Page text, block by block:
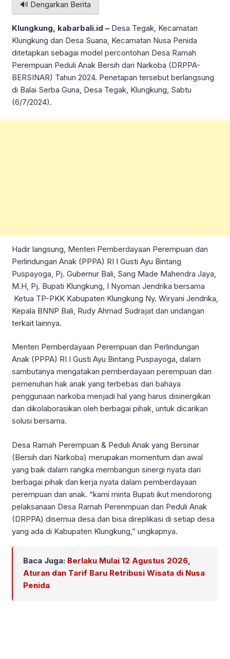
🔊 Dengarkan Berita
Klungkung, kabarbali.id – Desa Tegak, Kecamatan
Klungkung dan Desa Suana, Kecamatan Nusa Penida
ditetapkan sebagai model percontohan Desa Ramah
Perempuan Peduli Anak Bersih dari Narkoba (DRPPA-
BERSINAR) Tahun 2024. Penetapan tersebut berlangsung
di Balai Serba Guna, Desa Tegak, Klungkung, Sabtu
(6/7/2024).
Hadir langsung, Menteri Pemberdayaan Perempuan dan
Perlindungan Anak (PPPA) RI I Gusti Ayu Bintang
Puspayoga, Pj. Gubernur Bali, Sang Made Mahendra Jaya,
M.H, Pj. Bupati Klungkung, I Nyoman Jendrika bersama
Ketua TP-PKK Kabupaten Klungkung Ny. Wiryani Jendrika,
Kepala BNNP Bali, Rudy Ahmad Sudrajat dan undangan
terkait lainnya.
Menteri Pemberdayaan Perempuan dan Perlindungan
Anak (PPPA) RI I Gusti Ayu Bintang Puspayoga, dalam
sambutanya mengatakan pemberdayaan perempuan dan
pemenuhan hak anak yang terbebas dari bahaya
penggunaan narkoba menjadi hal yang harus disinergikan
dan dikolaborasikan oleh berbagai pihak, untuk dicarikan
solusi bersama.
Desa Ramah Perempuan & Peduli Anak yang Bersinar
(Bersih dari Narkoba) merupakan momentum dan awal
yang baik dalam rangka membangun sinergi nyata dari
berbagai pihak dan kerja nyata dalam pemberdayaan
perempuan dan anak. “kami minta Bupati ikut mendorong
pelaksanaan Desa Ramah Perenmpuan dan Peduli Anak
(DRPPA) disemua desa dan bisa direplikasi di setiap desa
yang ada di Kabupaten Klungkung,” ungkapnya.
Baca Juga: Berlaku Mulai 12 Agustus 2026,
Aturan dan Tarif Baru Retribusi Wisata di Nusa
Penida